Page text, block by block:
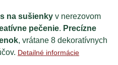
na sušienky v nerezovom
pečenie. Precízne
, vrátane 8 dekoratívnych
Detailné informácie